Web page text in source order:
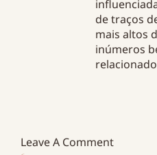
de traços
mais altos
inúmeros
Leave A Comment